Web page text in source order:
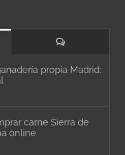
Comentarios
propia Madrid:
carne Sierra de
online